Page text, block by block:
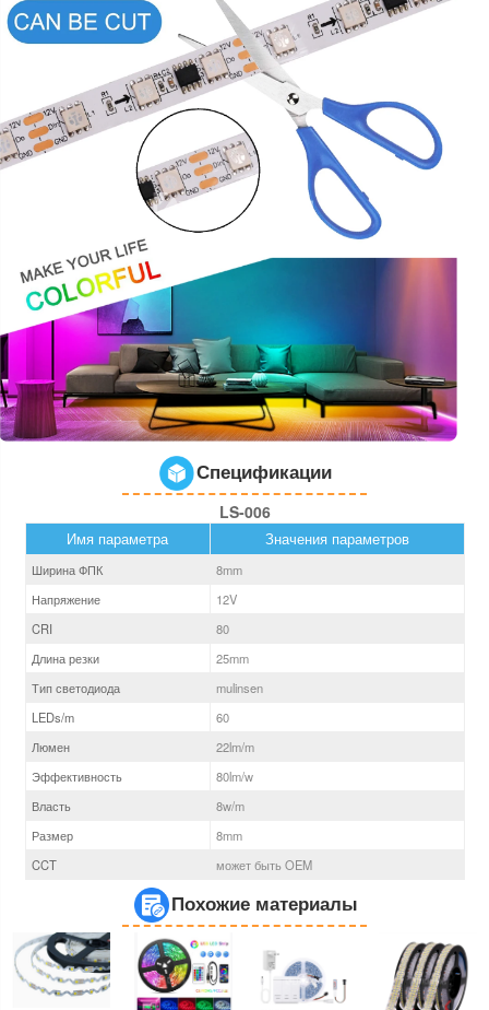
Спецификации
LS-006
Имя параметра Значения параметров
Ширина ФПК 8mm
Напряжение
12V
CRI
80
Длина резки
25mm
Тип светодиода
mulinsen
LEDs/m
60
Люмен
22lm/m
Эффективность
80lm/w
Власть
8w/m
Размер
8mm
CCT
может быть OEM
Похожие материалы